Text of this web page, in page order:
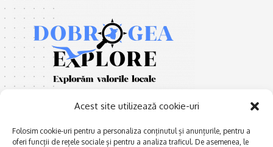
Acest site utilizează cookie-uri
Folosim cookie-uri pentru a personaliza conținutul și anunțurile, pentru a
oferi funcții de rețele sociale și pentru a analiza traficul. De asemenea, le